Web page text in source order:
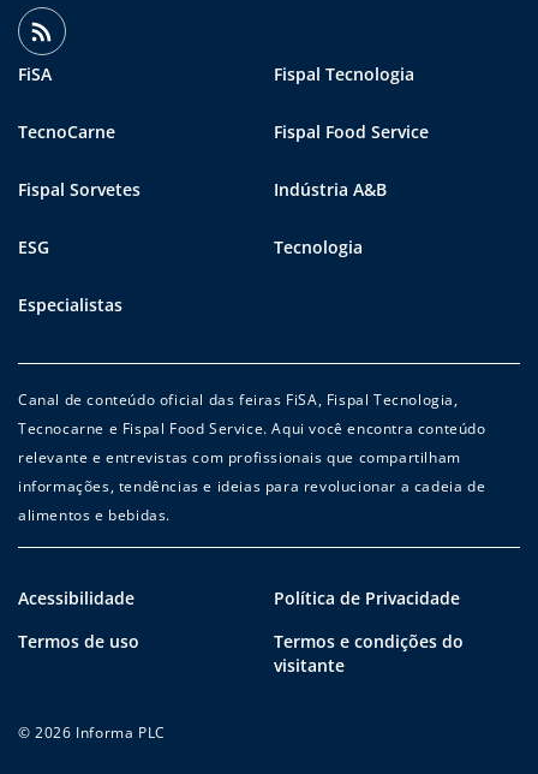
FiSA Fispal Tecnologia
TecnoCarne Fispal Food Service
Fispal Sorvetes Indústria A&B
ESG Tecnologia
Especialistas
Canal de conteúdo oficial das feiras FiSA, Fispal Tecnologia,
Tecnocarne e Fispal Food Service. Aqui você encontra conteúdo
relevante e entrevistas com profissionais que compartilham
informações, tendências e ideias para revolucionar a cadeia de
alimentos e bebidas.
Acessibilidade
Política de Privacidade
Termos de uso
Termos e condições do
visitante
© 2026 Informa PLC